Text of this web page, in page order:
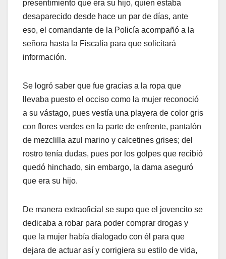
presentimiento que era su hijo, quien estaba
desaparecido desde hace un par de días, ante
eso, el comandante de la Policía acompañó a la
señora hasta la Fiscalía para que solicitará
información.
Se logró saber que fue gracias a la ropa que
llevaba puesto el occiso como la mujer reconoció
a su vástago, pues vestía una playera de color gris
con flores verdes en la parte de enfrente, pantalón
de mezclilla azul marino y calcetines grises; del
rostro tenía dudas, pues por los golpes que recibió
quedó hinchado, sin embargo, la dama aseguró
que era su hijo.
De manera extraoficial se supo que el jovencito se
dedicaba a robar para poder comprar drogas y
que la mujer había dialogado con él para que
dejara de actuar así y corrigiera su estilo de vida,